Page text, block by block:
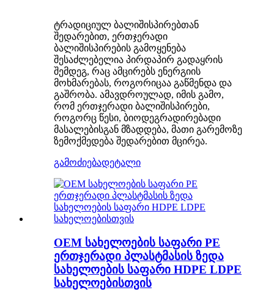
ტრადიციულ ბალიშისპირებთან
შედარებით, ერთჯერადი
ბალიშისპირების გამოყენება
შესაძლებელია პირდაპირ გადაყრის
შემდეგ, რაც ამცირებს ენერგიის
მოხმარებას, როგორიცაა გაწმენდა და
გაშრობა. ამავდროულად, იმის გამო,
რომ ერთჯერადი ბალიშისპირები,
როგორც წესი, ბიოდეგრადირებადი
მასალებისგან მზადდება, მათი გარემოზე
ზემოქმედება შედარებით მცირეა.
გამოძიებადეტალი
OEM სახელოების საფარი PE
ერთჯერადი პლასტმასის ზედა
სახელოების საფარი HDPE LDPE
სახელოებისთვის